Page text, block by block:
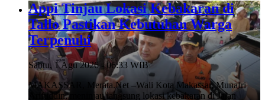
Appi Tinjau Lokasi Kebakaran di
Tallo Pastikan Kebutuhan Warga
Terpenuhi
Sabtu, 1 Agu 2026 - 06:33 WIB
MAKASSAR, Merata.Net –Wali Kota Makassar, Munafri
Arifuddin, meninjau langsung lokasi kebakaran di Jalan